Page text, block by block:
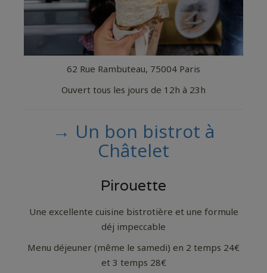
62 Rue Rambuteau, 75004 Paris
Ouvert tous les jours de 12h à 23h
→ Un bon bistrot à
Châtelet
Pirouette
Une excellente cuisine bistrotière et une formule
déj impeccable
Menu déjeuner (même le samedi) en 2 temps 24€
et 3 temps 28€